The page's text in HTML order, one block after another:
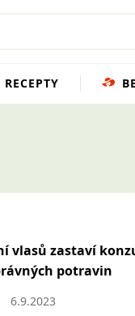
RECEPTY
vlasů zastaví
potravin
6.9.2023